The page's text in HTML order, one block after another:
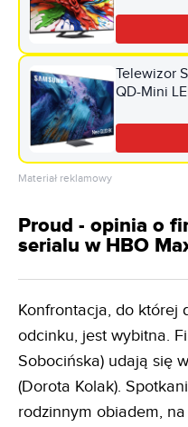
Telewizor
QD-Mini
Materiał reklamowy
Proud - opinia o
serialu w HBO
Konfrontacja, do której
odcinku, jest wybitna.
Sobocińska) udają się
(Dorota Kolak).
rodzinnym obiadem,